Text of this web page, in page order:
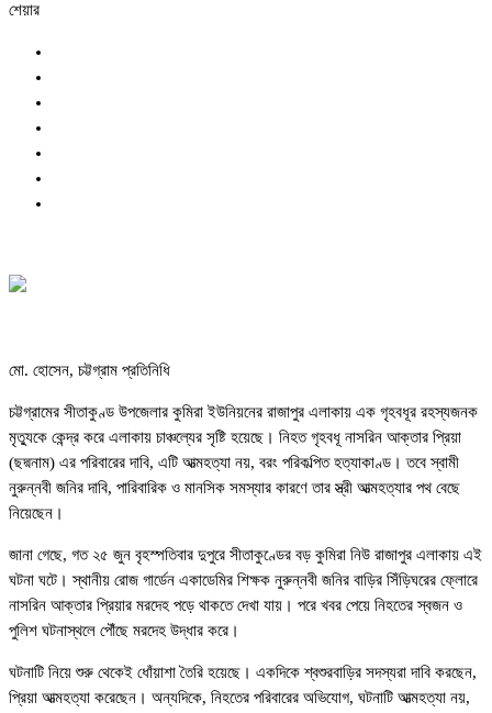
শেয়ার
মো. হোসেন, চট্টগ্রাম প্রতিনিধি
চট্টগ্রামের সীতাকুণ্ড উপজেলার কুমিরা ইউনিয়নের রাজাপুর এলাকায় এক গৃহবধূর রহস্যজনক
মৃত্যুকে কেন্দ্র করে এলাকায় চাঞ্চল্যের সৃষ্টি হয়েছে। নিহত গৃহবধূ নাসরিন আক্তার প্রিয়া
(ছদ্মনাম) এর পরিবারের দাবি, এটি আত্মহত্যা নয়, বরং পরিকল্পিত হত্যাকাণ্ড। তবে স্বামী
নুরুন্নবী জনির দাবি, পারিবারিক ও মানসিক সমস্যার কারণে তার স্ত্রী আত্মহত্যার পথ বেছে
নিয়েছেন।
জানা গেছে, গত ২৫ জুন বৃহস্পতিবার দুপুরে সীতাকুণ্ডের বড় কুমিরা নিউ রাজাপুর এলাকায় এই
ঘটনা ঘটে। স্থানীয় রোজ গার্ডেন একাডেমির শিক্ষক নুরুন্নবী জনির বাড়ির সিঁড়িঘরের ফ্লোরে
নাসরিন আক্তার প্রিয়ার মরদেহ পড়ে থাকতে দেখা যায়। পরে খবর পেয়ে নিহতের স্বজন ও
পুলিশ ঘটনাস্থলে পৌঁছে মরদেহ উদ্ধার করে।
ঘটনাটি নিয়ে শুরু থেকেই ধোঁয়াশা তৈরি হয়েছে। একদিকে শ্বশুরবাড়ির সদস্যরা দাবি করছেন,
প্রিয়া আত্মহত্যা করেছেন। অন্যদিকে, নিহতের পরিবারের অভিযোগ, ঘটনাটি আত্মহত্যা নয়,